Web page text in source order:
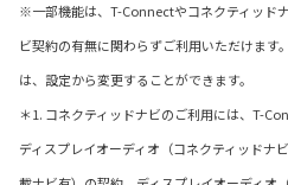
※一部機能は、T-Connectやコネクティッド
ビ契約の有無に関わらずご利用いただけま
は、設定から変更することができます。
＊1. コネクティッドナビのご利用には、T-
ディスプレイオーディオ（コネクティッドナ